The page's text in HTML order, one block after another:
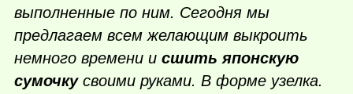
выполненные по ним. Сегодня мы
предлагаем всем желающим выкроить
немного времени и сшить японскую
сумочкусвоими руками. В форме узелка.